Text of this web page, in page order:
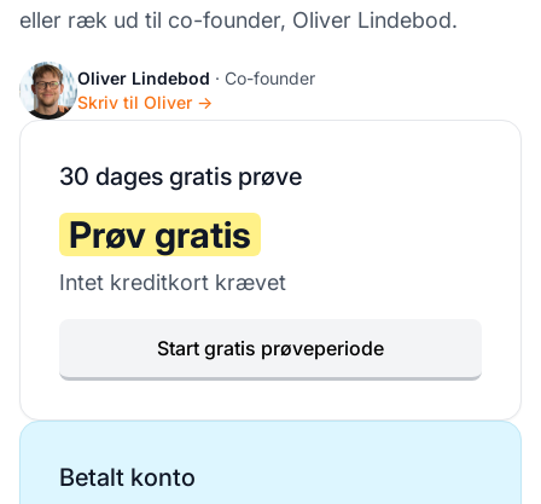
eller ræk ud til co-founder, Oliver Lindebod.
Oliver Lindebod · Co-founder
Skriv til Oliver →
30 dages gratis prøve
Prøv gratis
Intet kreditkort krævet
Start gratis prøveperiode
Betalt konto